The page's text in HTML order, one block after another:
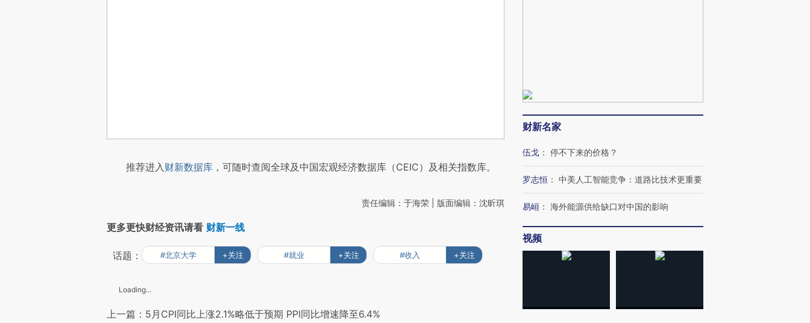
推荐进入财新数据库 ，可随时查阅全球及中国宏观经济数据库（CEIC）及相关指数库。
责任编辑：于海荣 | 版面编辑：沈昕琪
更多更快财经资讯请看 财新一线
话题： #北京大学 +关注 #就业 +关注 #收入 +关注
Loading...
上一篇：5月CPI同比上涨2.1%略低于预期 PPI同比增速降至6.4%
财新名家
伍戈 ： 停不下来的价格？
罗志恒 ： 中美人工智能竞争：道路比技术更重要
易峘 ： 海外能源供给缺口对中国的影响
视频